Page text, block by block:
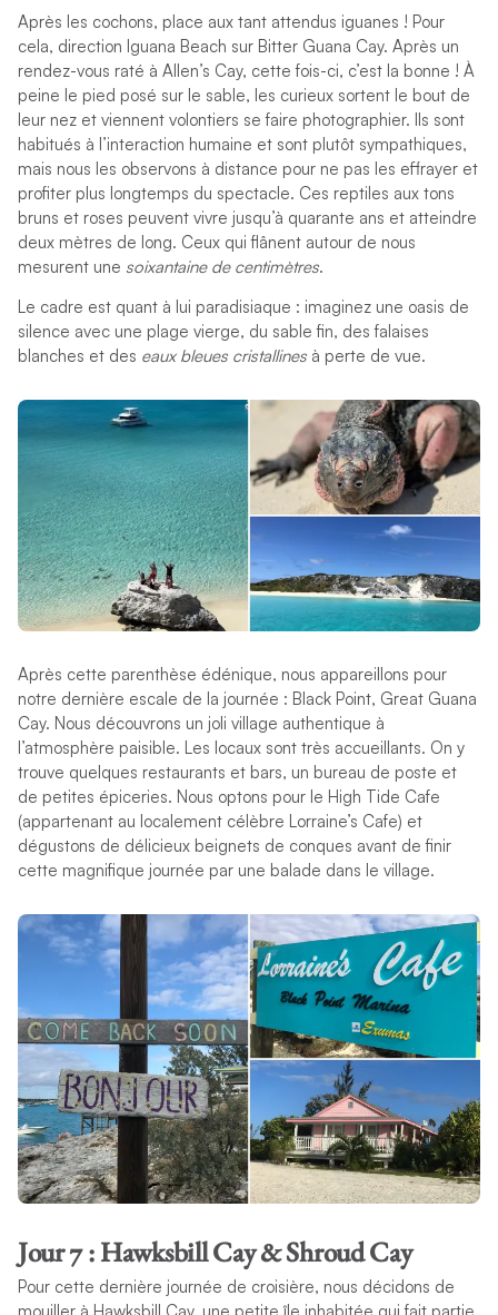
Après les cochons, place aux tant attendus iguanes ! Pour
cela, direction Iguana Beach sur Bitter Guana Cay. Après un
rendez-vous raté à Allen’s Cay, cette fois-ci, c’est la bonne ! À
peine le pied posé sur le sable, les curieux sortent le bout de
leur nez et viennent volontiers se faire photographier. Ils sont
habitués à l’interaction humaine et sont plutôt sympathiques,
mais nous les observons à distance pour ne pas les effrayer et
profiter plus longtemps du spectacle. Ces reptiles aux tons
bruns et roses peuvent vivre jusqu’à quarante ans et atteindre
deux mètres de long. Ceux qui flânent autour de nous
mesurent une soixantaine de centimètres.
Le cadre est quant à lui paradisiaque : imaginez une oasis de
silence avec une plage vierge, du sable fin, des falaises
blanches et des eaux bleues cristallinesà perte de vue.
Après cette parenthèse édénique, nous appareillons pour
notre dernière escale de la journée : Black Point, Great Guana
Cay. Nous découvrons un joli village authentique à
l’atmosphère paisible. Les locaux sont très accueillants. On y
trouve quelques restaurants et bars, un bureau de poste et
de petites épiceries. Nous optons pour le High Tide Cafe
(appartenant au localement célèbre Lorraine’s Cafe) et
dégustons de délicieux beignets de conques avant de finir
cette magnifique journée par une balade dans le village.
Jour 7 : Hawksbill Cay & Shroud Cay
Pour cette dernière journée de croisière, nous décidons de